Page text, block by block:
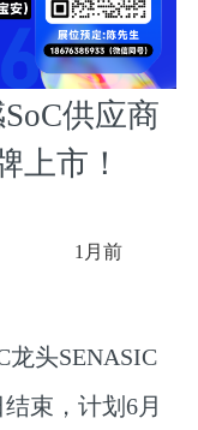
供应商
上市！
1月前
龙头SENASIC
束，计划6月